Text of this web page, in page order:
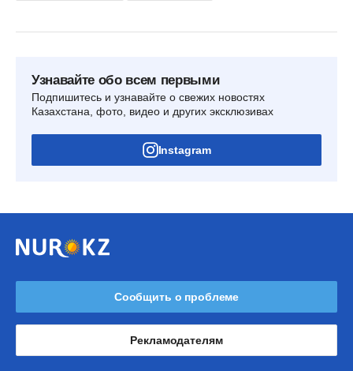
Узнавайте обо всем первыми
Подпишитесь и узнавайте о свежих новостях
Казахстана, фото, видео и других эксклюзивах
Instagram
Сообщить о проблеме
Рекламодателям